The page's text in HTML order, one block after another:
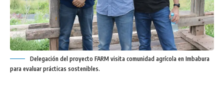
Delegación del proyecto FARM visita comunidad agrícola en Imbabura
para evaluar prácticas sostenibles.